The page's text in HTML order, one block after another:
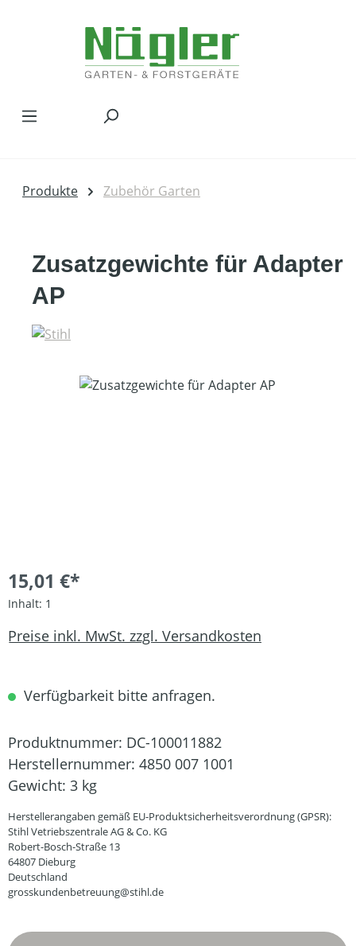
Produkte Zubehör Garten
Zusatzgewichte für Adapter
AP
Bildergalerie überspringen
15,01 €*
Inhalt: 1
Preise inkl. MwSt. zzgl. Versandkosten
Verfügbarkeit bitte anfragen.
Produktnummer: DC-100011882
Herstellernummer: 4850 007 1001
Gewicht: 3 kg
Herstellerangaben gemäß EU-Produktsicherheitsverordnung (GPSR):
Stihl Vetriebszentrale AG & Co. KG
Robert-Bosch-Straße 13
64807 Dieburg
Deutschland
grosskundenbetreuung@stihl.de